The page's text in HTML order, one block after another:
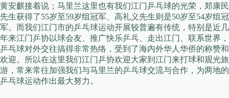
黄安麒接着说；马里兰这里也有我们江门乒乓球的光荣，郑康民
先生获得了55岁至59岁组冠军、高礼义先生则是50岁至54岁组冠
军。而我们江门市的乒乓球运动开展较普遍有传统，特别是近几
年来江门乒协以球会友、推广快乐乒乓、走出江门、联系世界，
乒乓球对外交往搞得非常热络，受到了海内外华人华侨的称赞和
欢迎。所以在这里我们江门乒协欢迎大家到江门来打球和观光旅
游，常来常往加强我们与马里兰的乒乓球交流与合作，为两地的
乒乓球运动作出最大努力。